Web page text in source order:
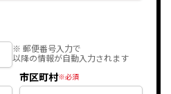
AT
※ 郵便番号入力で
以降の情報が自動入力されます
市区町村